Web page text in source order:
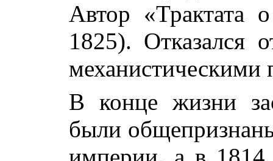
Автор «Трактата
1825). Отказался
В конце жизни
были